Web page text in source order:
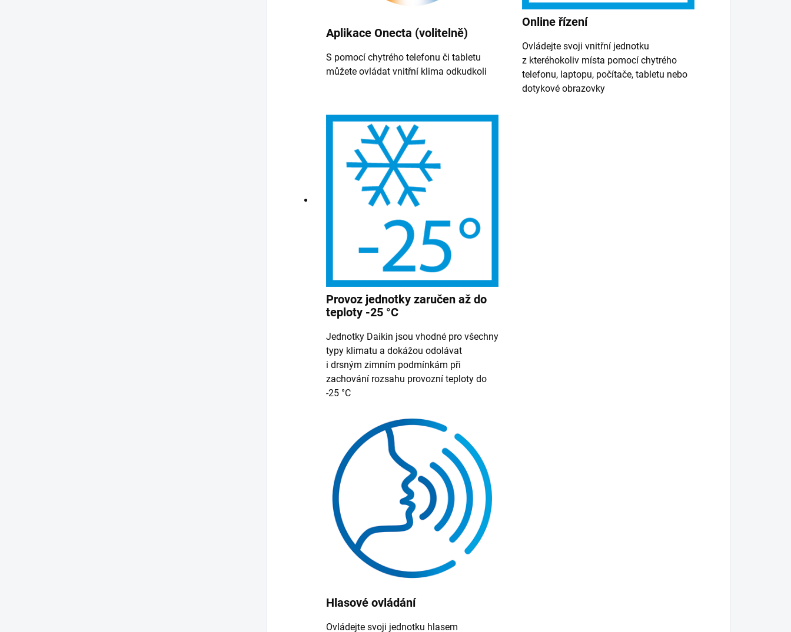
Aplikace Onecta (volitelně)
S pomocí chytrého telefonu či tabletu
můžete ovládat vnitřní klima odkudkoli
Online řízení
Ovládejte svoji vnitřní jednotku
z kteréhokoliv místa pomocí chytrého
telefonu, laptopu, počítače, tabletu nebo
dotykové obrazovky
Provoz jednotky zaručen až do
teploty -25 °C
Jednotky Daikin jsou vhodné pro všechny
typy klimatu a dokážou odolávat
i drsným zimním podmínkám při
zachování rozsahu provozní teploty do
-25 °C
Hlasové ovládání
Ovládejte svoji jednotku hlasem